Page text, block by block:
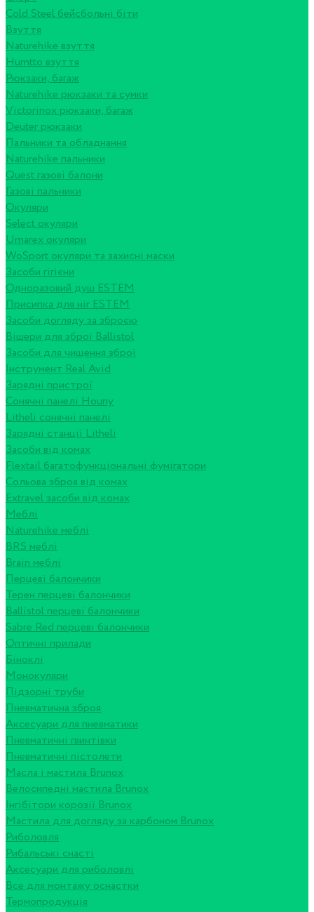
Cold Steel бейсбольні біти
Взуття
Naturehike взуття
Humtto взуття
Рюкзаки, багаж
Naturehike рюкзаки та сумки
Victorinox рюкзаки, багаж
Deuter рюкзаки
Пальники та обладнання
Naturehike пальники
Quest газові балони
Газові пальники
Окуляри
Select окуляри
Umarex окуляри
WoSport окуляри та захисні маски
Засоби гігієни
Одноразовий душ ESTEM
Присипка для ніг ESTEM
Засоби догляду за зброєю
Вішери для зброї Ballistol
Засоби для чищення зброї
Інструмент Real Avid
Зарядні пристрої
Сонячні панелі Houny
Litheli сонячні панелі
Зарядні станції Litheli
Засоби від комах
Flextail багатофункціональні фумігатори
Сольова зброя від комах
Extravel засоби від комах
Меблі
Naturehike меблі
BRS меблі
Brain меблі
Перцеві балончики
Терен перцеві балончики
Ballistol перцеві балончики
Sabre Red перцеві балончики
Оптичні прилади
Біноклі
Монокуляри
Підзорні труби
Пневматична зброя
Аксесуари для пневматики
Пневматичні гвинтівки
Пневматичні пістолети
Масла і мастила Brunox
Велосипедні мастила Brunox
Інгібітори корозії Brunox
Мастила для догляду за карбоном Brunox
Риболовля
Рибальські снасті
Аксесуари для риболовлі
Все для монтажу оснастки
Термопродукція